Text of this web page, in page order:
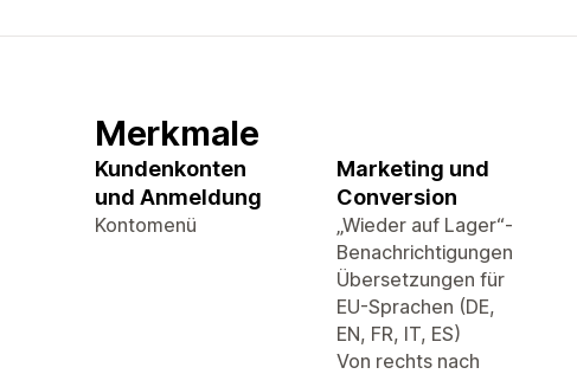
Merkmale
Kundenkonten
und Anmeldung
Kontomenü
Marketing und
Conversion
„Wieder auf Lager“-
Benachrichtigungen
Übersetzungen für
EU-Sprachen (DE,
EN, FR, IT, ES)
Von rechts nach